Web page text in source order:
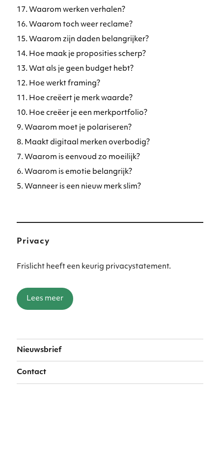
17. Waarom werken verhalen?
16. Waarom toch weer reclame?
15. Waarom zijn daden belangrijker?
14. Hoe maak je proposities scherp?
13. Wat als je geen budget hebt?
12. Hoe werkt framing?
11. Hoe creëert je merk waarde?
10. Hoe creëer je een merkportfolio?
9. Waarom moet je polariseren?
8. Maakt digitaal merken overbodig?
7. Waarom is eenvoud zo moeilijk?
6. Waarom is emotie belangrijk?
5. Wanneer is een nieuw merk slim?
Privacy
Frislicht heeft een keurig privacystatement.
Lees meer
Nieuwsbrief
Contact